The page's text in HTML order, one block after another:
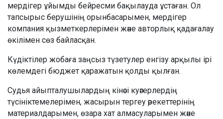
мердігер ұйымды бейресми бақылауда ұстаған. Ол
тапсырыс берушінің орынбасарымен, мердігер
компания қызметкерлерімен және авторлық қадағалау
өкілімен сөз байласқан.
Күдіктілер жобаға заңсыз түзетулер енгізу арқылы ірі
көлемдегі бюджет қаражатын қолды қылған.
Судья айыпталушылардың кінәсі куәгерлердің
түсініктемелерімен, жасырын тергеу әрекеттерінің
материалдарымен, өзара хат алмасуларымен және